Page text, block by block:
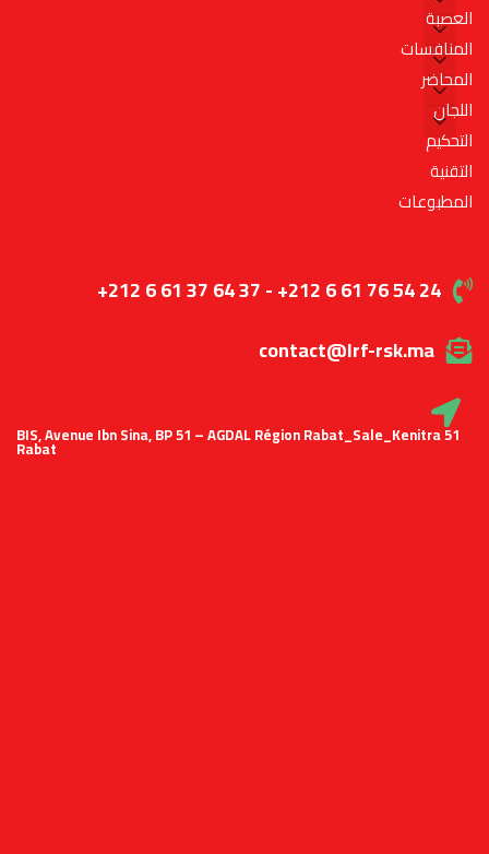
العصبة
المنافسات
المحاضر
اللجان
التحكيم
التقنية
المطبوعات
+212 6 61 37 64 37 - +212 6 61 76 54 24
contact@lrf-rsk.ma
51 BIS, Avenue Ibn Sina, BP 51 – AGDAL Région Rabat_Sale_Kenitra
Rabat